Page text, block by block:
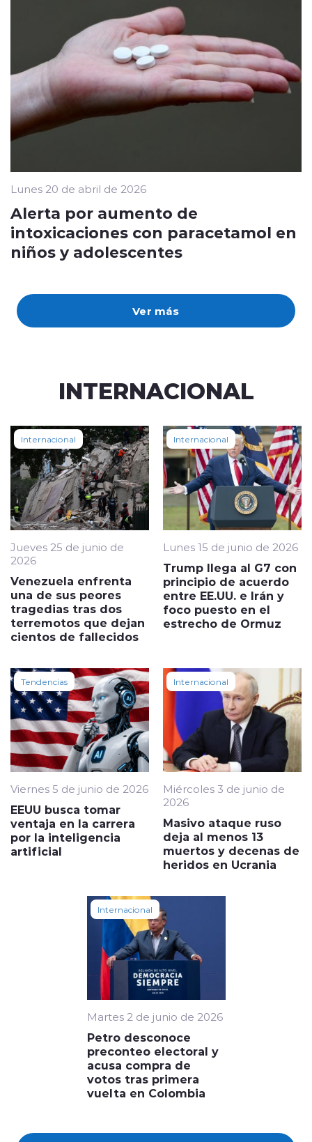
Ver más
Lunes 20 de abril de 2026
Alerta por aumento de
intoxicaciones con paracetamol en
niños y adolescentes
INTERNACIONAL
Internacional
Jueves 25 de junio de
2026
Venezuela enfrenta
una de sus peores
tragedias tras dos
terremotos que dejan
cientos de fallecidos
Internacional
Lunes 15 de junio de 2026
Trump llega al G7 con
principio de acuerdo
entre EE.UU. e Irán y
foco puesto en el
estrecho de Ormuz
Tendencias
Viernes 5 de junio de 2026
EEUU busca tomar
ventaja en la carrera
por la inteligencia
artificial
Internacional
Miércoles 3 de junio de
2026
Masivo ataque ruso
deja al menos 13
muertos y decenas de
heridos en Ucrania
Internacional
Martes 2 de junio de 2026
Petro desconoce
preconteo electoral y
acusa compra de
votos tras primera
vuelta en Colombia